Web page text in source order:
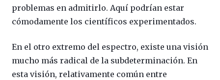
problemas en admitirlo. Aquí podrían estar
cómodamente los científicos experimentados.
En el otro extremo del espectro, existe una visión
mucho más radical de la subdeterminación. En
esta visión, relativamente común entre